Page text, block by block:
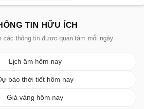
TIN HỮU ÍCH
các thông tin được quan tâm mỗi ngày
Lịch âm hôm nay
báo thời tiết hôm nay
Giá vàng hôm nay